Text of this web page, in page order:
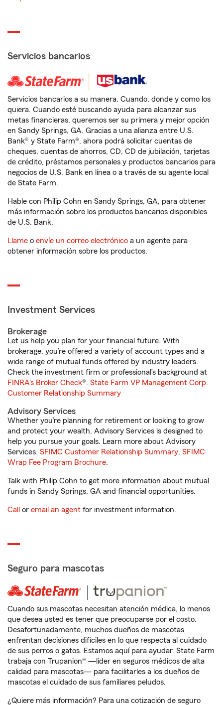
Servicios bancarios
Servicios bancarios a su manera. Cuando, donde y como los
quiera. Cuando esté buscando ayuda para alcanzar sus
metas financieras, queremos ser su primera y mejor opción
en Sandy Springs, GA. Gracias a una alianza entre U.S.
Bank® y State Farm®, ahora podrá solicitar cuentas de
cheques, cuentas de ahorros, CD, CD de jubilación, tarjetas
de crédito, préstamos personales y productos bancarios para
negocios de U.S. Bank en línea o a través de su agente local
de State Farm.
Hable con Philip Cohn en Sandy Springs, GA, para obtener
más información sobre los productos bancarios disponibles
de U.S. Bank.
Llame o envíe un correo electrónico a un agente para
obtener información sobre los productos.
Investment Services
Brokerage
Let us help you plan for your financial future. With
brokerage, you’re offered a variety of account types and a
wide range of mutual funds offered by industry leaders.
Check the investment firm or professional’s background at
FINRA's Broker Check®. State Farm VP Management Corp.
Customer Relationship Summary
Advisory Services
Whether you’re planning for retirement or looking to grow
and protect your wealth, Advisory Services is designed to
help you pursue your goals. Learn more about Advisory
Services. SFIMC Customer Relationship Summary, SFIMC
Wrap Fee Program Brochure.
Talk with Philip Cohn to get more information about mutual
funds in Sandy Springs, GA and financial opportunities.
Call or email an agent for investment information.
Seguro para mascotas
Cuando sus mascotas necesitan atención médica, lo menos
que desea usted es tener que preocuparse por el costo.
Desafortunadamente, muchos dueños de mascotas
enfrentan decisiones difíciles en lo que respecta al cuidado
de sus perros o gatos. Estamos aquí para ayudar. State Farm
trabaja con Trupanion® —líder en seguros médicos de alta
calidad para mascotas— para facilitarles a los dueños de
mascotas el cuidado de sus familiares peludos.
¿Quiere más información? Para una cotización de seguro